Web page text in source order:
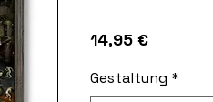
14,95 €Preis
Gestaltung *